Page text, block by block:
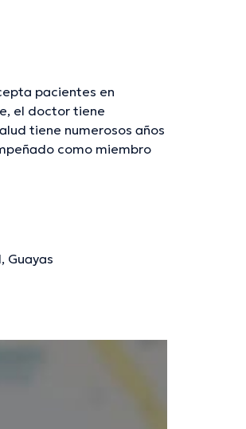
pacientes en
el doctor tiene
tiene numerosos años
como miembro
verificada.
Guayas